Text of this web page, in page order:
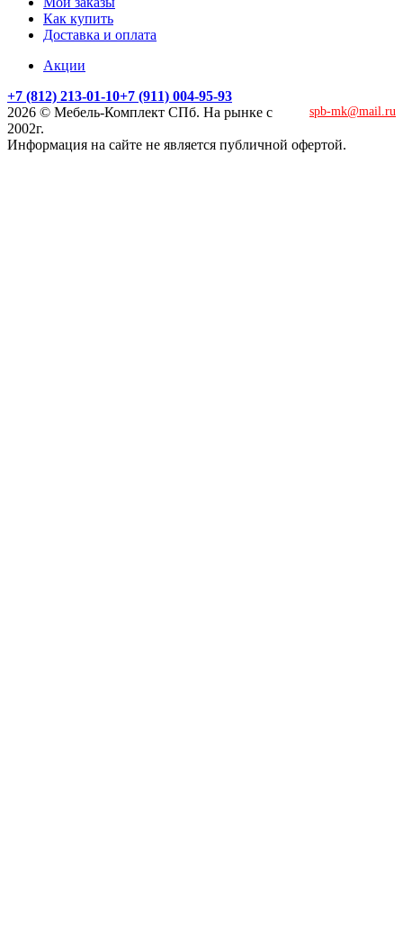
Как купить
Доставка и оплата
Акции
+7 (812) 213-01-10+7 (911) 004-95-93
spb-mk@mail.ru
2026 © Мебель-Комплект СПб. На рынке с
2002г.
Информация на сайте не является публичной офертой.